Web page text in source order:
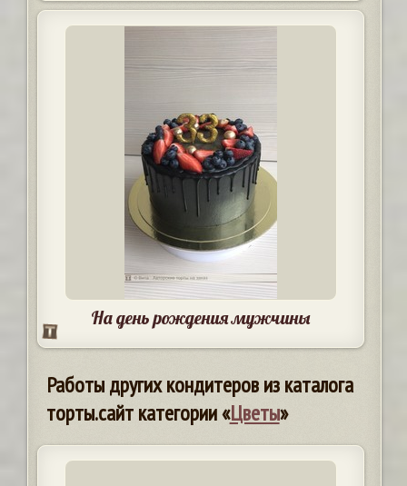
На день рождения мужчины
Работы других кондитеров из каталога
торты.сайт категории «Цветы»